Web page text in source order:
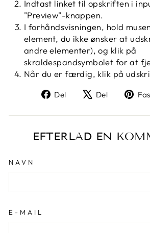
Indtast linket til opskriften i
"Preview"-knappen.
I forhåndsvisningen, hold
element, du ikke ønsker at
andre elementer), og klik på
skraldespandsymbolet for at
Når du er færdig, klik på
Del
Del
Facebook
Del
Tweet
X
EFTERLAD EN
NAVN
E-MAIL